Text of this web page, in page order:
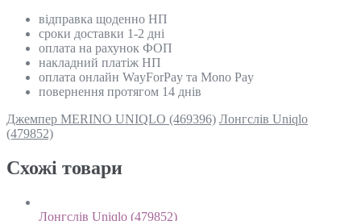
відправка щоденно НП
сроки доставки 1-2 дні
оплата на рахунок ФОП
накладний платіж НП
оплата онлайн WayForPay та Mono Pay
повернення протягом 14 днів
Джемпер MERINO UNIQLO (469396) Лонгслів Uniqlo
(479852)
Схожi товари
Лонгслів Uniqlo (479852)